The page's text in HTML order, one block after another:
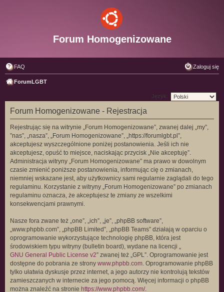
Forum Homogenizowane
FAQ Zaloguj się
ForumLGBT
Język:
Forum Homogenizowane - Rejestracja
Rejestrując się na witrynie „Forum Homogenizowane”, zwanej dalej „my”,
”nas”, „nasza”, „Forum Homogenizowane”, „https://forumlgbt.pl”,
akceptujesz wyszczególnione poniżej postanowienia. Jeśli ich nie
akceptujesz, opuść to miejsce, naciskając przycisk „Nie akceptuję”.
Administracja witryny „Forum Homogenizowane” ma prawo w dowolnym
czasie zmienić poniższe postanowienia, informując cię o zmianach,
niemniej wskazane jest, aby użytkownicy sami regularnie zaglądali do tego
regulaminu. Korzystanie z witryny „Forum Homogenizowane” po zmianach
regulaminu oznacza, że akceptujesz te zmiany ze wszelkimi
konsekwencjami prawnymi.
Nasze fora zwane też „one”, „ich”, „je”, „phpBB software”,
„www.phpbb.com”, „phpBB Limited”, „phpBB Teams” działają w oparciu o
oprogramowanie wykorzystujące technologię phpBB, która jest
środowiskiem typu witryny (bulletin board), wydane na licencji „
GNU General Public License v2” zwanej też „GPL”. Oprogramowanie jest
dostępne do pobrania ze strony www.phpbb.com. Oprogramowanie phpBB
tylko ułatwia dyskusje przez internet, a jego autorzy nie kontrolują tekstów
zamieszczanych w internecie za jego pomocą. Więcej informacji o phpBB
można znaleźć na stronie https://www.phpbb.com/.